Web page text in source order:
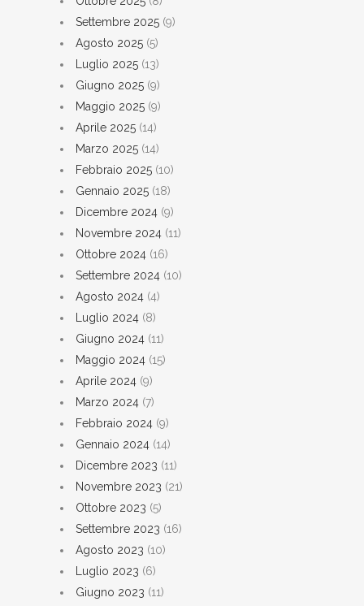
Settembre 2025 (9)
Agosto 2025 (5)
Luglio 2025 (13)
Giugno 2025 (9)
Maggio 2025 (9)
Aprile 2025 (14)
Marzo 2025 (14)
Febbraio 2025 (10)
Gennaio 2025 (18)
Dicembre 2024 (9)
Novembre 2024 (11)
Ottobre 2024 (16)
Settembre 2024 (10)
Agosto 2024 (4)
Luglio 2024 (8)
Giugno 2024 (11)
Maggio 2024 (15)
Aprile 2024 (9)
Marzo 2024 (7)
Febbraio 2024 (9)
Gennaio 2024 (14)
Dicembre 2023 (11)
Novembre 2023 (21)
Ottobre 2023 (5)
Settembre 2023 (16)
Agosto 2023 (10)
Luglio 2023 (6)
Giugno 2023 (11)